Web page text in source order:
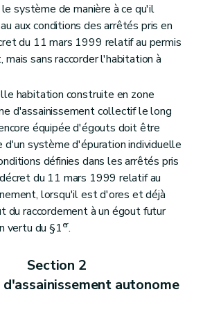
système de manière à ce qu'il
aux conditions des arrêtés pris en
du 11 mars 1999 relatif au permis
mais sans raccorder l'habitation à
habitation construite en zone
d'assainissement collectif le long
équipée d'égouts doit être
d'un système d'épuration individuelle
définies dans les arrêtés pris
du 11 mars 1999 relatif au
lorsqu'il est d'ores et déjà
du raccordement à un égout futur
vertu du §1er.
Section 2
d'assainissement autonome